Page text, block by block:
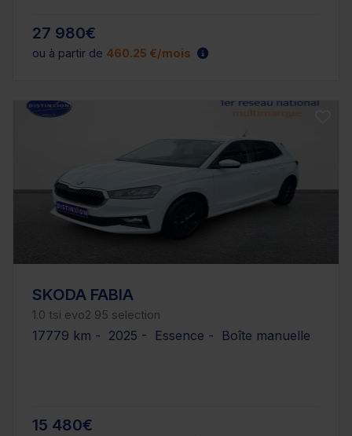
27 980€
ou à partir de 460.25 €/mois
SKODA FABIA
1.0 tsi evo2 95 selection
17779 km - 2025 - Essence - Boîte manuelle
15 480€